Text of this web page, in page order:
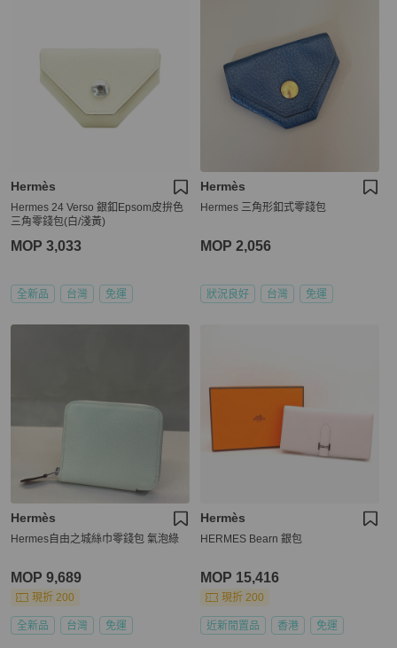
Hermès
Hermes 24 Verso 銀釦Epsom皮拚色
三角零錢包(白/淺黃)
MOP 3,033
全新品 台灣 免運
Hermès
Hermes 三角形釦式零錢包
MOP 2,056
狀況良好 台灣 免運
Hermès
Hermes自由之城絲巾零錢包 氣泡綠
MOP 9,689
現折 200
全新品 台灣 免運
Hermès
HERMES Bearn 銀包
MOP 15,416
現折 200
近新閒置品 香港 免運